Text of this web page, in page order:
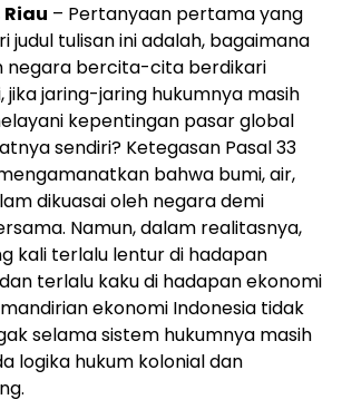
Riau – Pertanyaan pertama yang
judul tulisan ini adalah, bagaimana
negara bercita-cita berdikari
jika jaring-jaring hukumnya masih
kepentingan pasar global
sendiri? Ketegasan Pasal 33
bahwa bumi, air,
dikuasai oleh negara demi
Namun, dalam realitasnya,
kali terlalu lentur di hadapan
terlalu kaku di hadapan ekonomi
ekonomi Indonesia tidak
selama sistem hukumnya masih
logika hukum kolonial dan